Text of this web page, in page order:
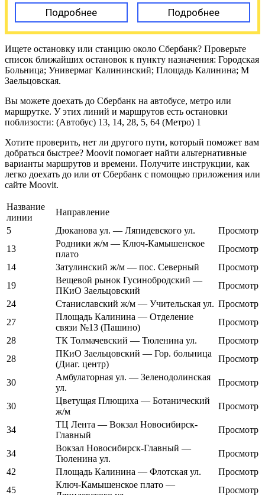
Подробнее Подробнее
Ищете остановку или станцию около Сбербанк? Проверьте
список ближайших остановок к пункту назначения: Городская
Больница; Универмаг Калининский; Площадь Калинина; М
Заельцовская.
Вы можете доехать до Сбербанк на автобусе, метро или
маршрутке. У этих линий и маршрутов есть остановки
поблизости: (Автобус) 13, 14, 28, 5, 64 (Метро) 1
Хотите проверить, нет ли другого пути, который поможет вам
добраться быстрее? Moovit помогает найти альтернативные
варианты маршрутов и времени. Получите инструкции, как
легко доехать до или от Сбербанк с помощью приложения или
сайте Moovit.
Название
линии
Направление
5
Дюканова ул. — Ляпидевского ул.
Просмотр
13
Родники ж/м — Ключ-Камышенское
плато
Просмотр
14
Затулинский ж/м — пос. Северный
Просмотр
19
Вещевой рынок Гусинобродский —
ПКиО Заельцовский
Просмотр
24
Станиславский ж/м — Учительская ул. Просмотр
27
Площадь Калинина — Отделение
связи №13 (Пашино)
Просмотр
28
ТК Толмачевский — Тюленина ул.
Просмотр
28
ПКиО Заельцовский — Гор. больница
(Диаг. центр)
Просмотр
30
Амбулаторная ул. — Зеленодолинская
ул.
Просмотр
30
Цветущая Плющиха — Ботанический
ж/м
Просмотр
34
ТЦ Лента — Вокзал Новосибирск-
Главный
Просмотр
34
Вокзал Новосибирск-Главный —
Тюленина ул.
Просмотр
42
Площадь Калинина — Флотская ул.
Просмотр
45
Ключ-Камышенское плато —
Просмотр